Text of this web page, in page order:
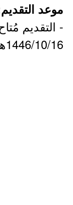
موعد
- التقديم
1446/10/16هـ الموافق 2025/04/14م.